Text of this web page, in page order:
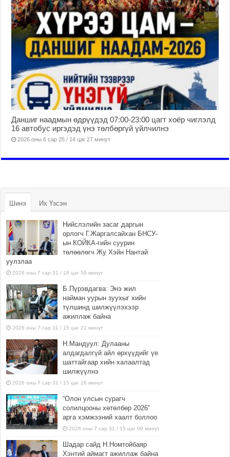
Даншиг наадмын өдрүүдэд 07:00-23:00 цагт хоёр чиглэлд
16 автобус иргэдэд үнэ төлбөргүй үйлчилнэ
2026 оны 6 сар 25 / 14 цаг 27 минут
Шинэ Их Үзсэн
Нийслэлийн засаг даргын
орлогч Г.Жаргалсайхан БНСУ-
ын КОЙКА-гийн суурин
төлөөлөгч Жу Хэйн Нантай
уулзлаа
2026 оны 7 сар 31 / 16 цаг 59 минут
Б.Пүрэвдагва: Энэ жил
найман уурын зуухыг хийн
түлшинд шилжүүлэхээр
ажиллаж байна
2026 оны 7 сар 31 / 15 цаг 21 минут
Н.Мандуул: Дулааны
алдагдалгүй айл өрхүүдийг үе
шаттайгаар хийн халаалтад
шилжүүлнэ
2026 оны 7 сар 31 / 15 цаг 16 минут
“Олон улсын сурагч
солилцооны хөтөлбөр 2026”
арга хэмжээний хаалт боллоо
2026 оны 7 сар 31 / 15 цаг 09 минут
Шадар сайд Н.Номтойбаяр
Хэнтий аймагт ажиллаж байна